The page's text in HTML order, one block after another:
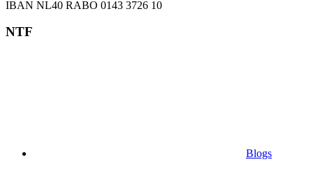
IBAN NL40 RABO 0143 3726 10
NTF
Blogs